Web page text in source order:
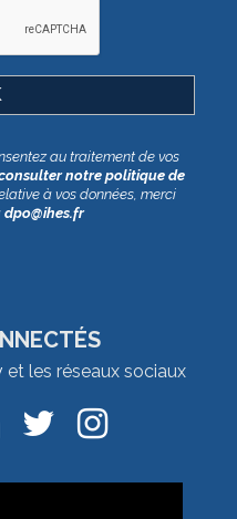
au traitement de vos
notre politique de
à vos données, merci
dpo@ihes.fr
et les réseaux sociaux